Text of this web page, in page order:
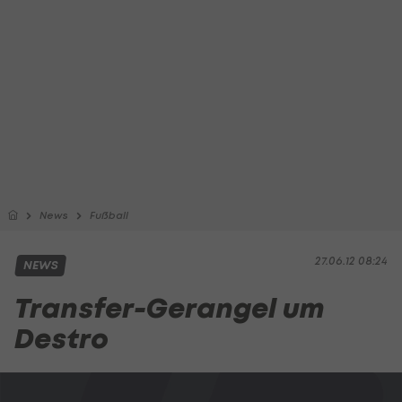
News Fußball
27.06.12 08:24
NEWS
Transfer-Gerangel um
Destro